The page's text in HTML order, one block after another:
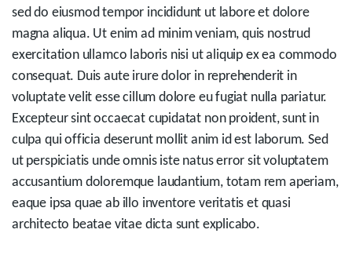
sed do eiusmod tempor incididunt ut labore et dolore
magna aliqua. Ut enim ad minim veniam, quis nostrud
exercitation ullamco laboris nisi ut aliquip ex ea commodo
consequat. Duis aute irure dolor in reprehenderit in
voluptate velit esse cillum dolore eu fugiat nulla pariatur.
Excepteur sint occaecat cupidatat non proident, sunt in
culpa qui officia deserunt mollit anim id est laborum. Sed
ut perspiciatis unde omnis iste natus error sit voluptatem
accusantium doloremque laudantium, totam rem aperiam,
eaque ipsa quae ab illo inventore veritatis et quasi
architecto beatae vitae dicta sunt explicabo.